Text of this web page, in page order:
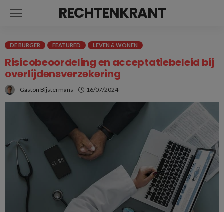
RECHTENKRANT
DE BURGER FEATURED LEVEN & WONEN
Risicobeoordeling en acceptatiebeleid bij
overlijdensverzekering
Gaston Bijstermans 16/07/2024